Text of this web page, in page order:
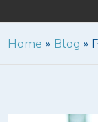
Home » Blog »